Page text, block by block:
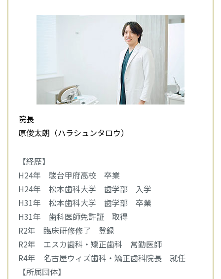
院長
原俊太朗（ハラシュンタロウ）
【経歴】
H24年 駿台甲府高校 卒業
H24年 松本歯科大学 歯学部 入学
H31年 松本歯科大学 歯学部 卒業
H31年 歯科医師免許証 取得
R2年 臨床研修修了 登録
R2年 エスカ歯科・矯正歯科 常勤医師
R4年 名古屋ウィズ歯科・矯正歯科院長 就任
【所属団体】